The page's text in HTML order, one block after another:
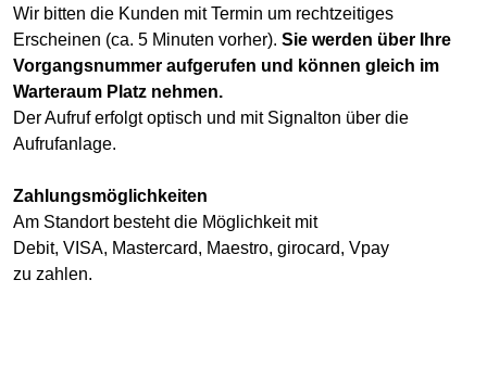
Wir bitten die Kunden mit Termin um rechtzeitiges
Erscheinen (ca. 5 Minuten vorher). Sie werden über Ihre
Vorgangsnummer aufgerufen und können gleich im
Warteraum Platz nehmen.
Der Aufruf erfolgt optisch und mit Signalton über die
Aufrufanlage.
Zahlungsmöglichkeiten
Am Standort besteht die Möglichkeit mit
Debit, VISA, Mastercard, Maestro, girocard, Vpay
zu zahlen.